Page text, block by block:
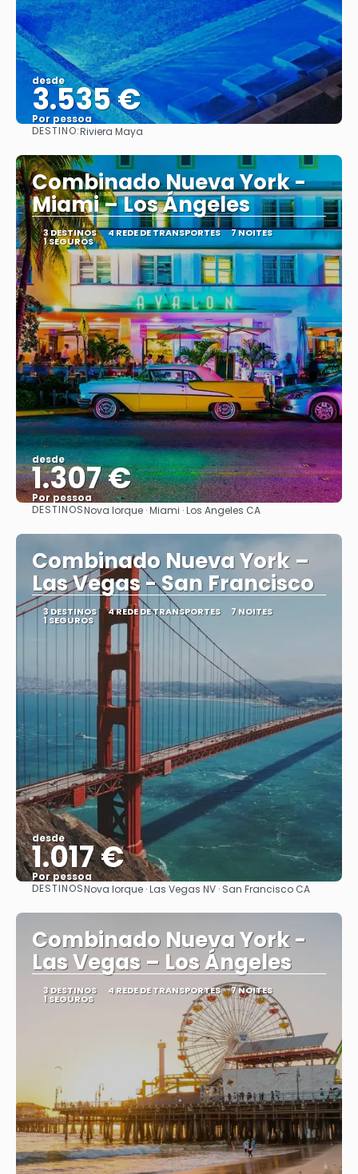
desde
3.535 €
Por pessoa
DESTINO:Riviera Maya
Combinado Nueva York -
Miami – Los Ángeles
3 DESTINOS 4 REDE DE TRANSPORTES 7 NOITES
1 SEGUROS
desde
1.307 €
Por pessoa
Vejo
DESTINOSNova Iorque · Miami · Los Angeles CA
Combinado Nueva York –
Las Vegas - San Francisco
3 DESTINOS 4 REDE DE TRANSPORTES 7 NOITES
1 SEGUROS
desde
1.017 €
Por pessoa
Vejo
DESTINOSNova Iorque · Las Vegas NV · San Francisco CA
Combinado Nueva York -
Las Vegas – Los Ángeles
3 DESTINOS 4 REDE DE TRANSPORTES 7 NOITES
1 SEGUROS